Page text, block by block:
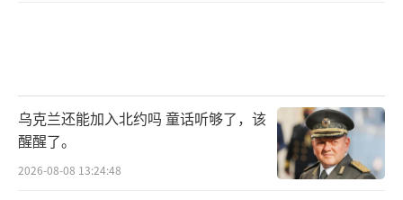
乌克兰还能加入北约吗 童话听够了，该
醒醒了。
2026-08-08 13:24:48